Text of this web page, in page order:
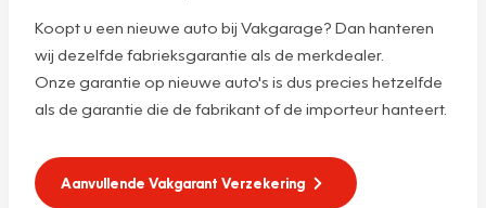
Koopt u een nieuwe auto bij Vakgarage? Dan hanteren
wij dezelfde fabrieksgarantie als de merkdealer.
Onze garantie op nieuwe auto's is dus precies hetzelfde
als de garantie die de fabrikant of de importeur hanteert.
Aanvullende Vakgarant Verzekering